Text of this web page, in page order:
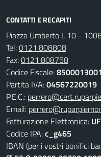
CONTATTI E RECAPITI
Piazza Umberto I, 10 -
Tel:0121.808808
Fax:0121.808758
Codice Fiscale:
Partita IVA:04567220019
P.E.C.:
Email:
Fatturazione Elettronica:
Codice IPA:c_g465
IBAN (per i vostri bonifici